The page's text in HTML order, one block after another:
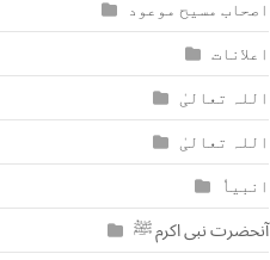
اصحاب مسیح موعود
اعلانات
اللہ تعالیٰ
اللہ تعالیٰ
انبیاٗ
آنحضرت نبی اکرم ﷺ